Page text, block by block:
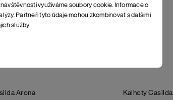
využíváme soubory cookie. Informace o
Partneři tyto údaje mohou zkombinovat s dalšími
služby.
Arona Kalhoty Casilda